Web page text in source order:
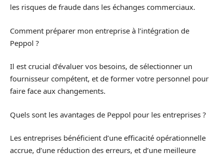
les risques de fraude dans les échanges commerciaux.
Comment préparer mon entreprise à l’intégration de
Peppol ?
Il est crucial d’évaluer vos besoins, de sélectionner un
fournisseur compétent, et de former votre personnel pour
faire face aux changements.
Quels sont les avantages de Peppol pour les entreprises ?
Les entreprises bénéficient d’une efficacité opérationnelle
accrue, d’une réduction des erreurs, et d’une meilleure